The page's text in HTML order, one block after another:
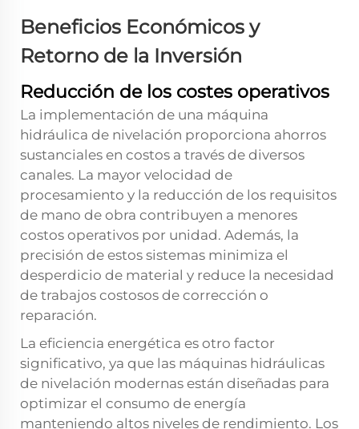
Beneficios Económicos y
Retorno de la Inversión
Reducción de los costes operativos
La implementación de una máquina
hidráulica de nivelación proporciona ahorros
sustanciales en costos a través de diversos
canales. La mayor velocidad de
procesamiento y la reducción de los requisitos
de mano de obra contribuyen a menores
costos operativos por unidad. Además, la
precisión de estos sistemas minimiza el
desperdicio de material y reduce la necesidad
de trabajos costosos de corrección o
reparación.
La eficiencia energética es otro factor
significativo, ya que las máquinas hidráulicas
de nivelación modernas están diseñadas para
optimizar el consumo de energía
manteniendo altos niveles de rendimiento. Los